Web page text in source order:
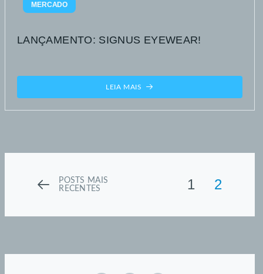
MERCADO
LANÇAMENTO: SIGNUS EYEWEAR!
LEIA MAIS
POSTS MAIS
RECENTES
1 2